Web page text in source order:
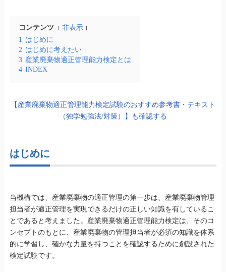
コンテンツ
非表示
1 はじめに
2 はじめに考えたい
3 産業廃棄物適正管理能力検定とは
4 INDEX
【産業廃棄物適正管理能力検定試験のおすすめ参考書・テキスト
（独学勉強法/対策）】も確認する
はじめに
当機構では、産業廃棄物の適正管理の第一歩は、産業廃棄物管理
担当者が適正管理を実現できるだけの正しい知識を有しているこ
とであると考えました。産業廃棄物適正管理能力検定は、そのコ
ンセプトのもとに、産業廃棄物の管理担当者が必須の知識を体系
的に学習し、確かな力量を持つことを確認するために創設された
検定試験です。